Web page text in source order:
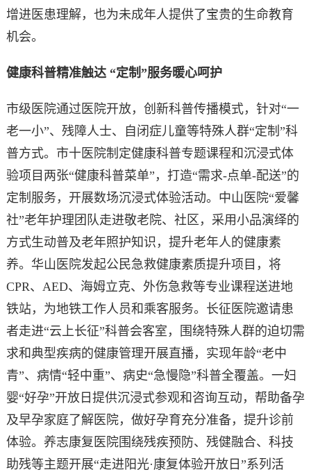
增进医患理解，也为未成年人提供了宝贵的生命教育
机会。
健康科普精准触达 “定制”服务暖心呵护
市级医院通过医院开放，创新科普传播模式，针对“一
老一小”、残障人士、自闭症儿童等特殊人群“定制”科
普方式。市十医院制定健康科普专题课程和沉浸式体
验项目两张“健康科普菜单”，打造“需求-点单-配送”的
定制服务，开展数场沉浸式体验活动。中山医院“爱馨
社”老年护理团队走进敬老院、社区，采用小品演绎的
方式生动普及老年照护知识，提升老年人的健康素
养。华山医院发起公民急救健康素质提升项目，将
CPR、AED、海姆立克、外伤急救等专业课程送进地
铁站，为地铁工作人员和乘客服务。长征医院邀请患
者走进“云上长征”科普会客室，围绕特殊人群的迫切需
求和典型疾病的健康管理开展直播，实现年龄“老中
青”、病情“轻中重”、病史“急慢隐”科普全覆盖。一妇
婴“好孕”开放日提供沉浸式参观和咨询互动，帮助备孕
及早孕家庭了解医院，做好孕育充分准备，提升诊前
体验。养志康复医院围绕残疾预防、残健融合、科技
助残等主题开展“走进阳光·康复体验开放日”系列活